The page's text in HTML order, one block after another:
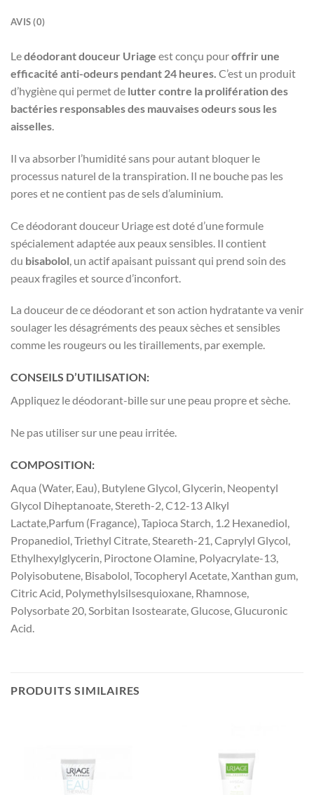
AVIS (0)
Ledéodorant douceur Uriage est conçu pouroffrir une
efficacité anti-odeurs pendant 24 heures. C’est un produit
d’hygiène qui permet de lutter contre la prolifération des
bactéries responsables des mauvaises odeurs sous les
aisselles.
Il va absorber l’humidité sans pour autant bloquer le
processus naturel de la transpiration. Il ne bouche pas les
pores et ne contient pas de sels d’aluminium.
Ce déodorant douceur Uriage est doté d’une formule
spécialement adaptée aux peaux sensibles. Il contient
du bisabolol , un actif apaisant puissant qui prend soin des
peaux fragiles et source d’inconfort.
La douceur de ce déodorant et son action hydratante va venir
soulager les désagréments des peaux sèches et sensibles
comme les rougeurs ou les tiraillements, par exemple.
CONSEILS D’UTILISATION:
Appliquez le déodorant-bille sur une peau propre et sèche.
Ne pas utiliser sur une peau irritée.
COMPOSITION:
Aqua (Water, Eau), Butylene Glycol, Glycerin, Neopentyl
Glycol Diheptanoate, Stereth-2, C12-13 Alkyl
Lactate,Parfum (Fragance), Tapioca Starch, 1.2 Hexanediol,
Propanediol, Triethyl Citrate, Steareth-21, Caprylyl Glycol,
Ethylhexylglycerin, Piroctone Olamine, Polyacrylate-13,
Polyisobutene, Bisabolol, Tocopheryl Acetate, Xanthan gum,
Citric Acid, Polymethylsilsesquioxane, Rhamnose,
Polysorbate 20, Sorbitan Isostearate, Glucose, Glucuronic
Acid.
PRODUITS SIMILAIRES